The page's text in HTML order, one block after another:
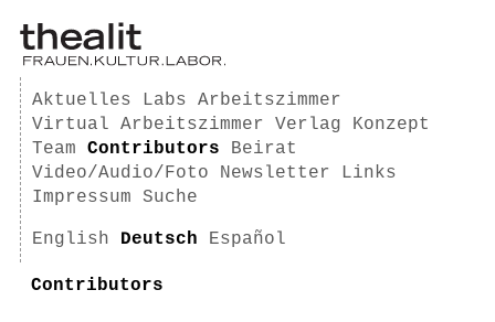
Aktuelles Labs
Arbeitszimmer
Virtual Arbeitszimmer
Verlag
Konzept
Team
Contributors
Beirat
Video/Audio/Foto
Newsletter
Links
Impressum
Suche
English Deutsch Español
Contributors